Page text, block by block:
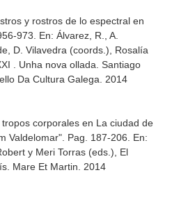
y rostros de lo espectral en
973. En: Álvarez, R., A.
D. Vilavedra (coords.), Rosalía
. Unha nova ollada . Santiago
Da Cultura Galega. 2014
corporales en La ciudad de
Valdelomar". Pag. 187-206. En:
y Meri Torras (eds.), El
Mare Et Martin. 2014